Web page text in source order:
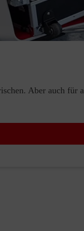
Aber auch für